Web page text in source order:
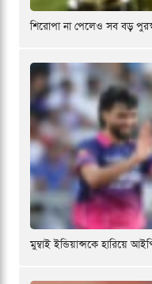
শিরোপা না পেলেও সব বড়
মুম্বাই ইন্ডিয়ান্সকে হারিয়ে